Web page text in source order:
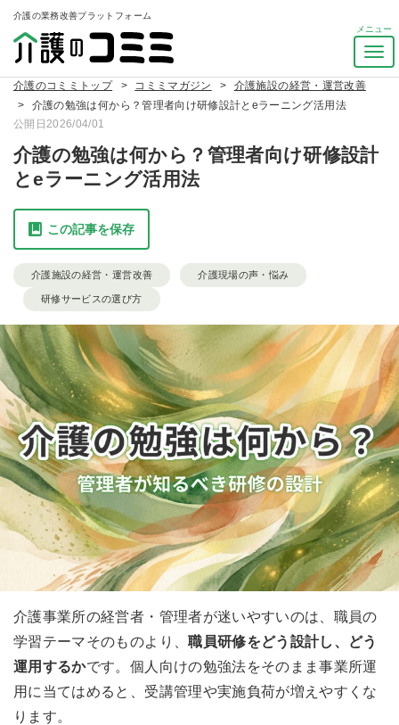
介護の業務改善プラットフォーム
ナ
ビ
ョ
ン
介護のコミミトップ コミミマガジン
介護施設の経営・運営改善
介護の勉強は何から？管理者向け研修設計とeラーニング活用法
公開日2026/04/01
介護の勉強は何から？管理者向け研修設計
とeラーニング活用法
この記事を保存
介護施設の経営・運営改善 介護現場の声・悩み
研修サービスの選び方
介護事業所の経営者・管理者が迷いやすいのは、職員の
学習テーマそのものより、職員研修をどう設計し、どう
運用するかです。個人向けの勉強法をそのまま事業所運
用に当てはめると、受講管理や実施負荷が増えやすくな
ります。